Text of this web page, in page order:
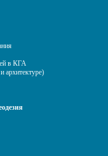
в КГА
архитектуре)